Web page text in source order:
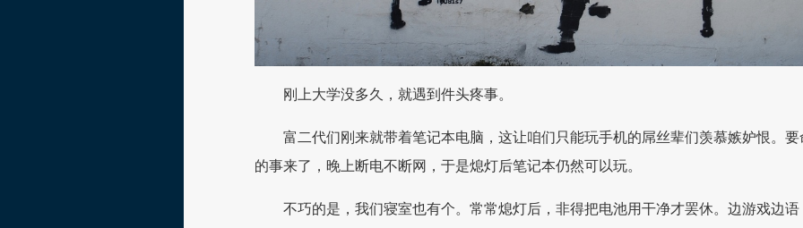
刚上大学没多久，就遇到件头疼事。
富二代们刚来就带着笔记本电脑，这让咱们只能玩手机的屌丝辈们羡慕嫉妒恨。要
的事来了，晚上断电不断网，于是熄灯后笔记本仍然可以玩。
不巧的是，我们寝室也有个。常常熄灯后，非得把电池用干净才罢休。边游戏边语